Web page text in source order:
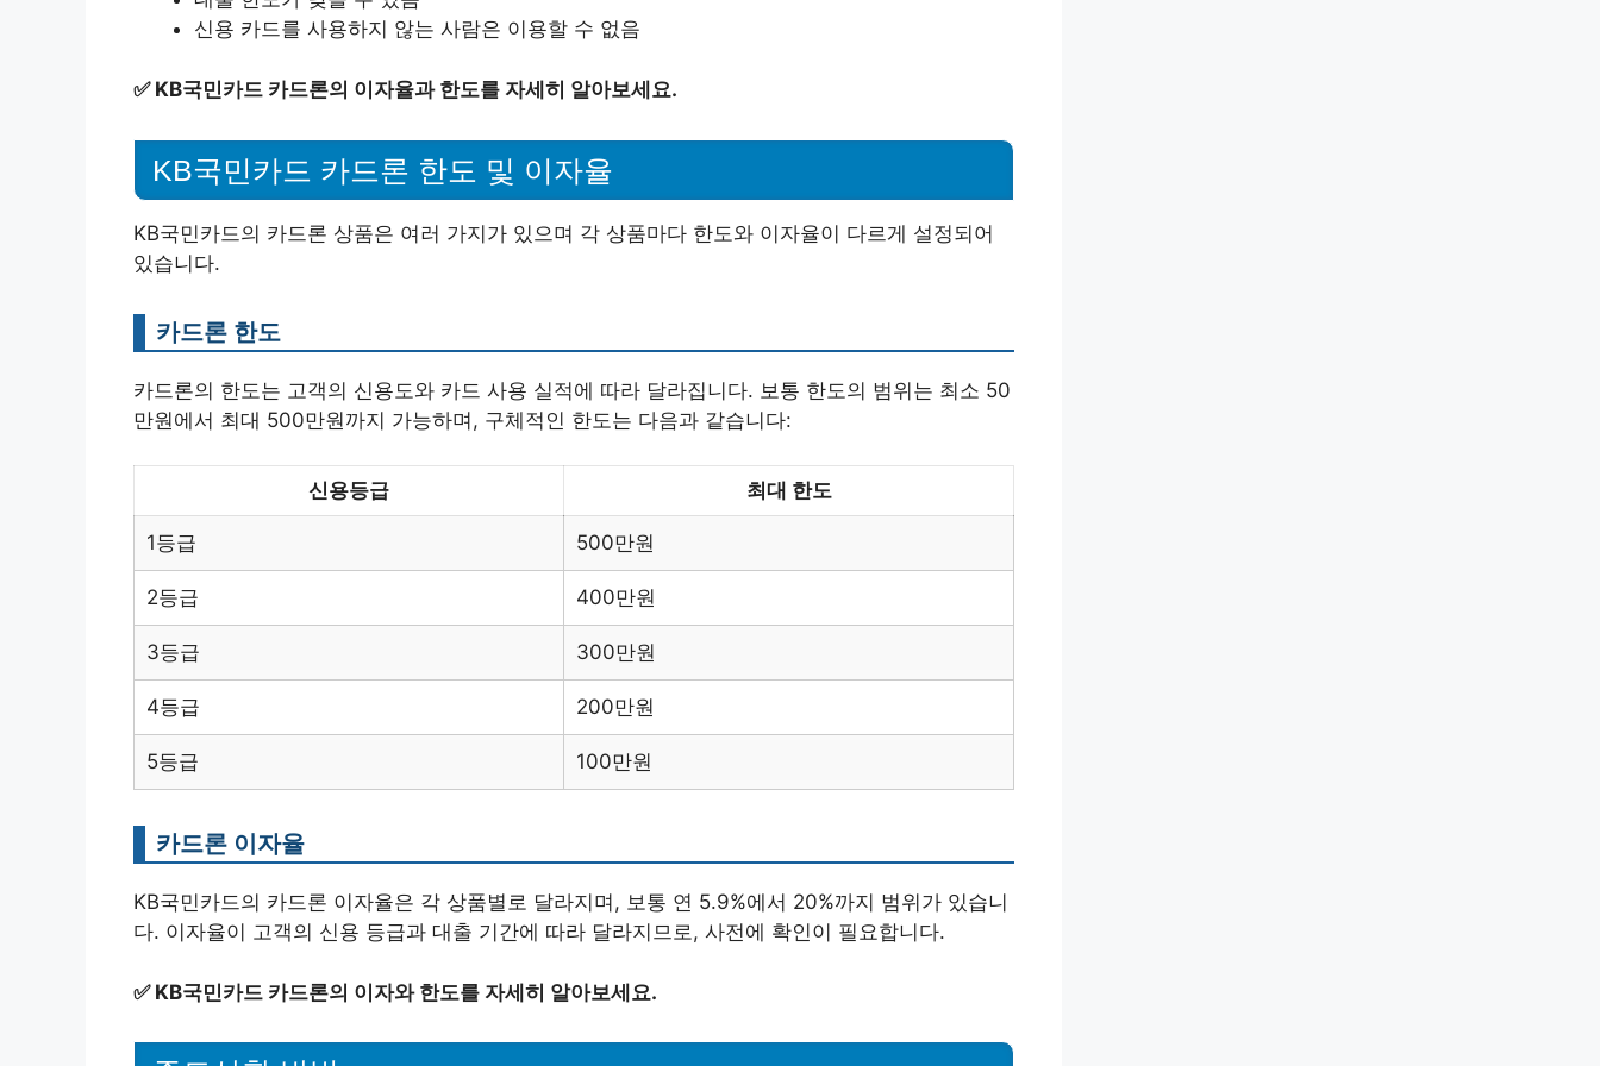
신용 카드를 사용하지 않는 사람은 이용할 수 없음
✅ KB국민카드 카드론의 이자율과 한도를 자세히 알아보세요.
KB국민카드 카드론 한도 및 이자율
KB국민카드의 카드론 상품은 여러 가지가 있으며 각 상품마다 한도와 이자율이 다르게 설정되어
있습니다.
카드론 한도
카드론의 한도는 고객의 신용도와 카드 사용 실적에 따라 달라집니다. 보통 한도의 범위는 최소 50
만원에서 최대 500만원까지 가능하며, 구체적인 한도는 다음과 같습니다:
신용등급 최대 한도
1등급 500만원
2등급 400만원
3등급 300만원
4등급 200만원
5등급 100만원
카드론 이자율
KB국민카드의 카드론 이자율은 각 상품별로 달라지며, 보통 연 5.9%에서 20%까지 범위가 있습니
다. 이자율이 고객의 신용 등급과 대출 기간에 따라 달라지므로, 사전에 확인이 필요합니다.
✅ KB국민카드 카드론의 이자와 한도를 자세히 알아보세요.